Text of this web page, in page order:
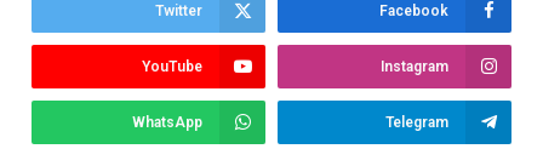
Facebook
Twitter
Instagram
YouTube
Telegram
WhatsApp